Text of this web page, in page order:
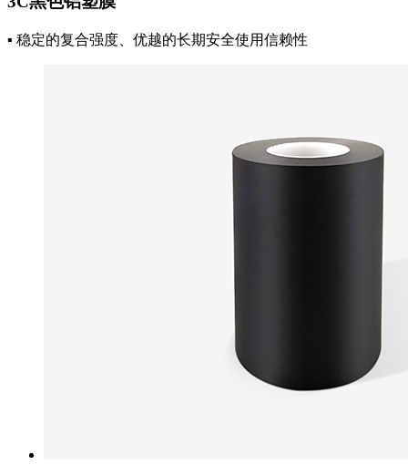
▪ 稳定的复合强度、优越的长期安全使用信赖性